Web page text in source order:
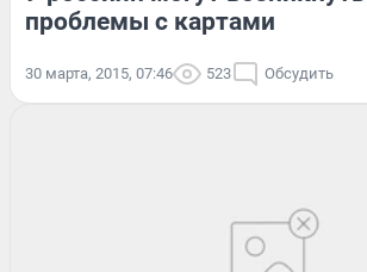
проблемы с картами
30 марта, 2015, 07:46 523 Обсудить